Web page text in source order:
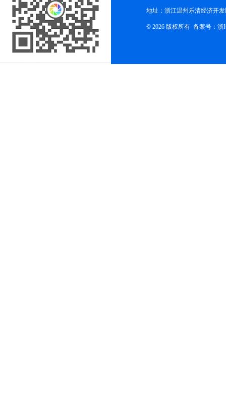
地址：浙江温州乐清经济开
© 2026 版权所有 备案号：浙